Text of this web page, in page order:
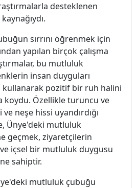
desteklenen
sırrını öğrenmek için
yapılan birçok çalışma
bu mutluluk
insan duyguları
pozitif bir ruh halini
koydu. Özellikle turuncu ve
neşe hissi uyandırdığı
Ünye'deki mutluluk
geçmek, ziyaretçilerin
içsel bir mutluluk duygusu
sahiptir.
mutluluk çubuğu